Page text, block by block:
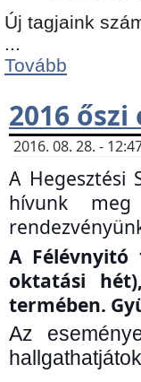
Új tagjaink
...
Tovább
2016
2016. 08. 28. -
A Hegesztési
hívunk
A Félévnyitó
oktatási
termében.
Az